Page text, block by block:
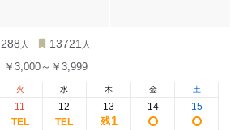
288 人 13721 人
￥3,000～￥3,999
火
11
水
12
木
13
残1
金
14
土
15